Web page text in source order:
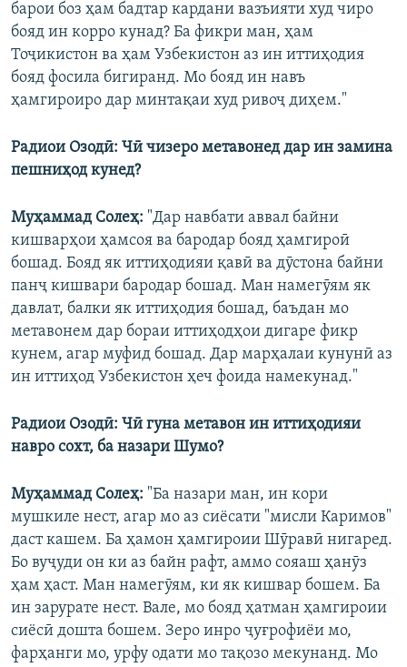
барои боз ҳам бадтар кардани вазъияти худ чиро
бояд ин корро кунад? Ба фикри ман, ҳам
Тоҷикистон ва ҳам Узбекистон аз ин иттиҳодия
бояд фосила бигиранд. Мо бояд ин навъ
ҳамгироиро дар минтақаи худ ривоҷ диҳем."
Радиои Озодӣ: Чӣ чизеро метавонед дар ин замина
пешниҳод кунед?
Муҳаммад Солеҳ: "Дар навбати аввал байни
кишварҳои ҳамсоя ва бародар бояд ҳамгироӣ
бошад. Бояд як иттиҳодияи қавӣ ва дӯстона байни
панҷ кишвари бародар бошад. Ман намегӯям як
давлат, балки як иттиҳодия бошад, баъдан мо
метавонем дар бораи иттиҳодҳои дигаре фикр
кунем, агар муфид бошад. Дар марҳалаи кунунӣ аз
ин иттиҳод Узбекистон ҳеч фоида намекунад."
Радиои Озодӣ: Чӣ гуна метавон ин иттиҳодияи
навро сохт, ба назари Шумо?
Муҳаммад Солеҳ: "Ба назари ман, ин кори
мушкиле нест, агар мо аз сиёсати "мисли Каримов"
даст кашем. Ба ҳамон ҳамгироии Шӯравӣ нигаред.
Бо вуҷуди он ки аз байн рафт, аммо сояаш ҳанӯз
ҳам ҳаст. Ман намегӯям, ки як кишвар бошем. Ба
ин зарурате нест. Вале, мо бояд ҳатман ҳамгироии
сиёсӣ дошта бошем. Зеро инро ҷуғрофиёи мо,
фарҳанги мо, урфу одати мо тақозо мекунанд. Мо